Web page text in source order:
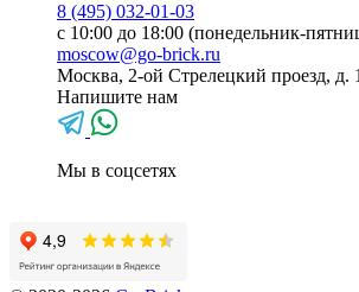
8 (495) 032-01-03
с 10:00 до 18:00 (понедельник-
moscow@go-brick.ru
Москва, 2-ой Стрелецкий проезд, д.
Напишите нам
Мы в соцсетях